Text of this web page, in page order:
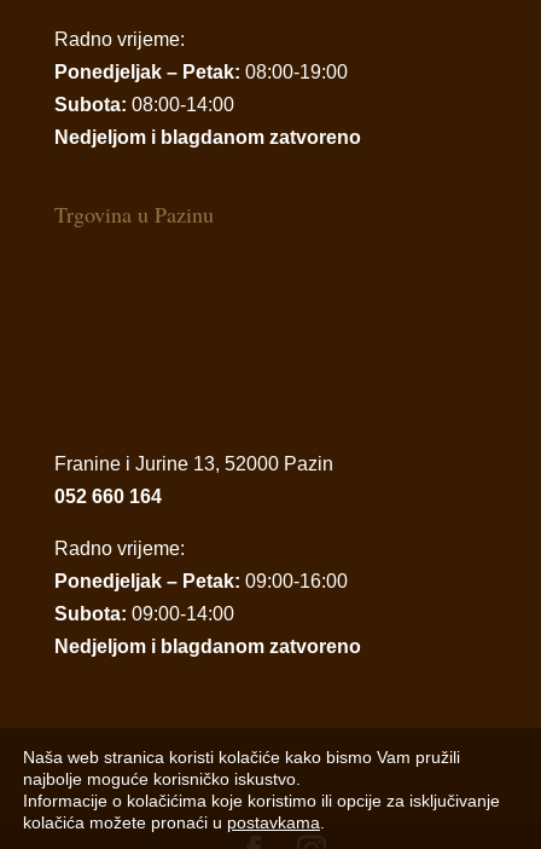
Radno vrijeme:
Ponedjeljak – Petak: 08:00-19:00
Subota: 08:00-14:00
Nedjeljom i blagdanom zatvoreno
Trgovina u Pazinu
Franine i Jurine 13, 52000 Pazin
052 660 164
Radno vrijeme:
Ponedjeljak – Petak: 09:00-16:00
Subota: 09:00-14:00
Nedjeljom i blagdanom zatvoreno
Naša web stranica koristi kolačiće kako bismo Vam pružili
najbolje moguće korisničko iskustvo.
Informacije o kolačićima koje koristimo ili opcije za isključivanje
kolačića možete pronaći u postavkama